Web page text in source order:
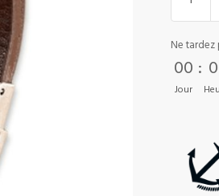
Ne tardez
00
Jour
: